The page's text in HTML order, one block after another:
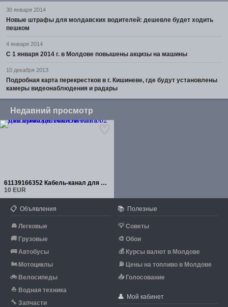
30 января 2014
Новые штрафы для молдавских водителей: дешевле будет ходить
пешком
4 января 2014
С 1 января 2014 г. в Молдове повышены акцизы на машины
10 декабря 2013
Подробная карта перекрестков в г. Кишиневе, где будут установлены
камеры видеонаблюдения и радары
Недавний просмотр
61139166352 Кабель-канал для проводки BMW F01 F02 F03 F04 F06
10 EUR
📋 Объявления
🚘 Легковые
🚚 Грузовые
🚌 Автобусы
🏍 Мотоциклы
🚲 Велосипеды
⛵ Водная техника
🔧 Запчасти
📚 Полезные
💡 Советы
🎨 Обои
💰 Курсы валют в Молдове
⛽ Цены на топливо в Молдове
📥 Голосование
👤 Мой кабинет